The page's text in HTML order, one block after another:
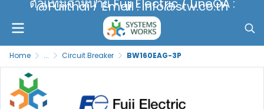
ตัวแทนจำหน่าย Fuji Electric / LineOA :
@Fujithai / Email : info@stw.co.th
Home ... Circuit Breaker BW160EAG-3P